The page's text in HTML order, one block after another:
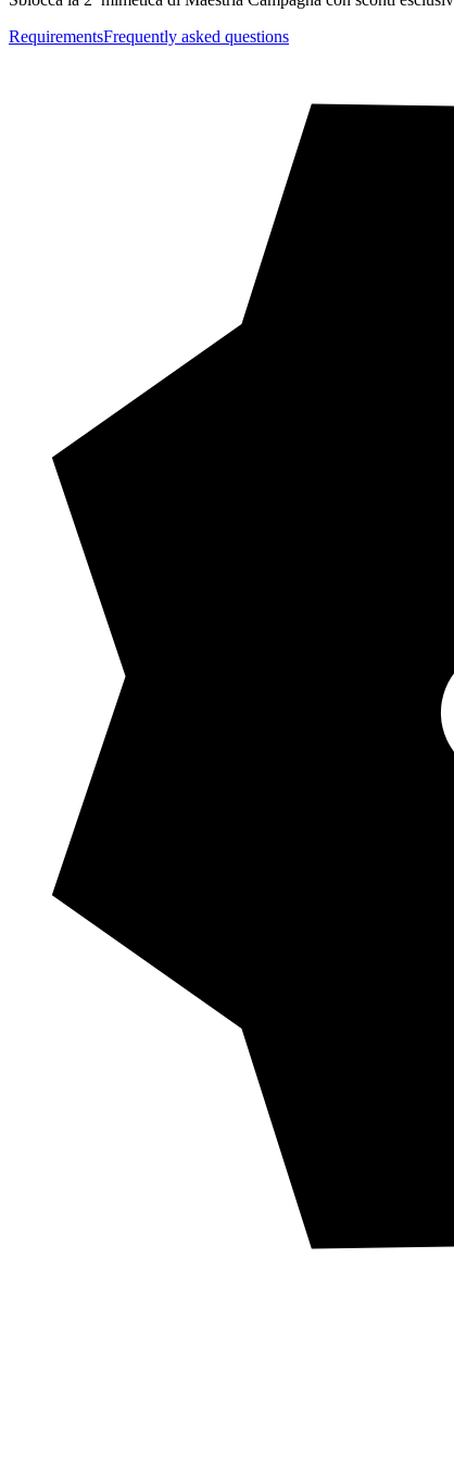
RequirementsFrequently asked questions